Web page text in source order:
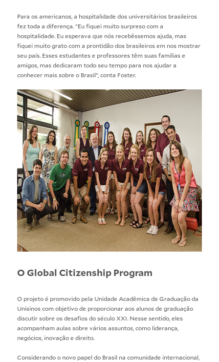
Para os americanos, a hospitalidade dos universitários brasileiros
fez toda a diferença. “Eu fiquei muito surpreso com a
hospitalidade. Eu esperava que nós recebêssemos ajuda, mas
fiquei muito grato com a prontidão dos brasileiros em nos mostrar
seu país. Esses estudantes e professores têm suas famílias e
amigos, mas dedicaram todo seu tempo para nos ajudar a
conhecer mais sobre o Brasil”, conta Foster.
O Global Citizenship Program
O projeto é promovido pela Unidade Acadêmica de Graduação da
Unisinos com objetivo de proporcionar aos alunos de graduação
discutir sobre os desafios do século XXI. Nesse sentido, eles
acompanham aulas sobre vários assuntos, como liderança,
negócios, inovação e direito.
Considerando o novo papel do Brasil na comunidade internacional,